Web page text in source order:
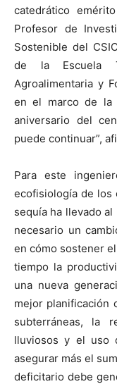
catedrático
Profesor de
Sostenible del
de la Escuela
Agroalimentaria y
en el marco de la
aniversario del
puede continuar”,
Para este
ecofisiología de los
sequía ha llevado
necesario un
en cómo sostener
tiempo la
una nueva
mejor planificación
subterráneas, la
lluviosos y el uso
asegurar más el
deficitario debe